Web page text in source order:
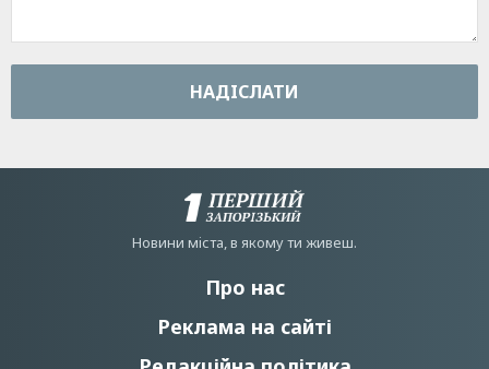
НАДIСЛАТИ
Новини мiста, в якому ти живеш.
Про нас
Реклама на сайті